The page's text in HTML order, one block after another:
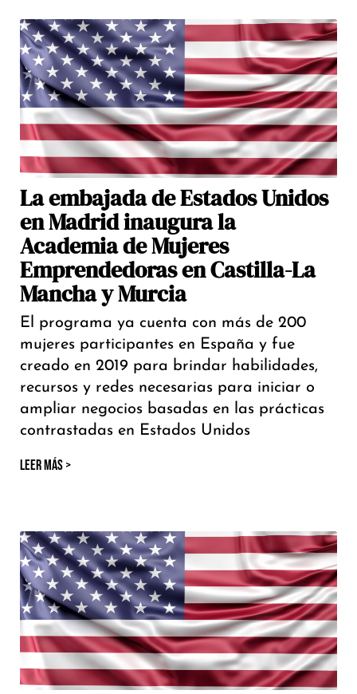
La embajada de Estados Unidos
en Madrid inaugura la
Academia de Mujeres
Emprendedoras en Castilla-La
Mancha y Murcia
El programa ya cuenta con más de 200
mujeres participantes en España y fue
creado en 2019 para brindar habilidades,
recursos y redes necesarias para iniciar o
ampliar negocios basadas en las prácticas
contrastadas en Estados Unidos
LEER MÁS >